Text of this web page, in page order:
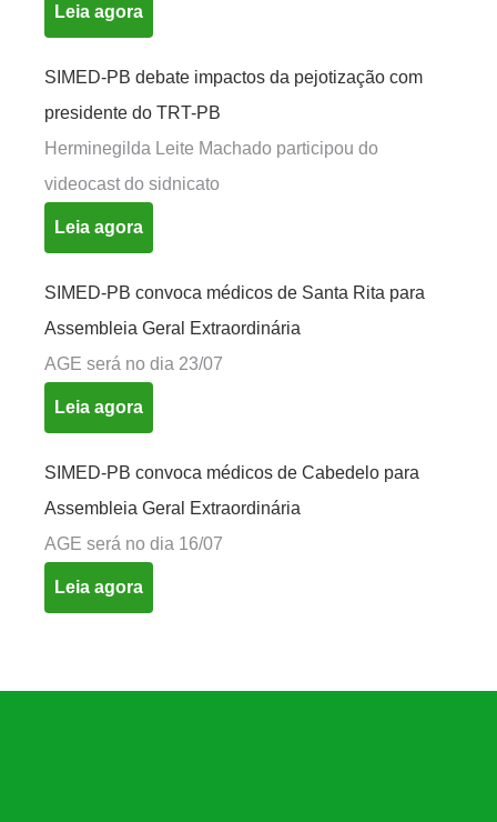
Leia agora
SIMED-PB debate impactos da pejotização com
presidente do TRT-PB
Herminegilda Leite Machado participou do
videocast do sidnicato
Leia agora
SIMED-PB convoca médicos de Santa Rita para
Assembleia Geral Extraordinária
AGE será no dia 23/07
Leia agora
SIMED-PB convoca médicos de Cabedelo para
Assembleia Geral Extraordinária
AGE será no dia 16/07
Leia agora